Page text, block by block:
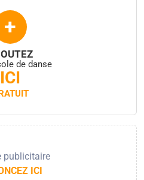
+
de danse
ICI
publicitaire
ICI